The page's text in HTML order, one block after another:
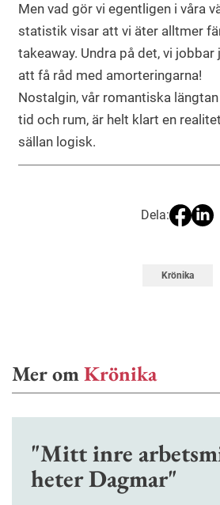
Men vad gör vi egentligen i våra
statistik visar att vi äter alltmer
takeaway. Undra på det, vi
att få råd med amorteringarna!
Nostalgin, vår romantiska
tid och rum, är helt klart en
sällan logisk.
Dela:
Krönika
Mer omKrönika
"Mitt inre
heter Dagmar"